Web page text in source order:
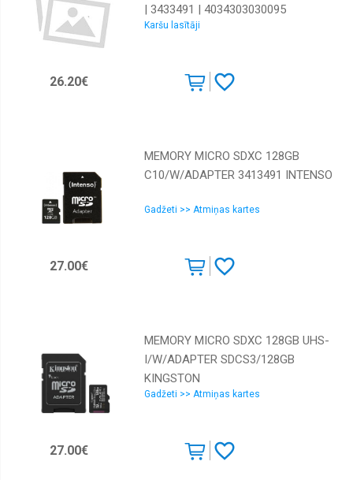
8Gb
| 3433491 | 4034303030095
Karšu lasītāji
26.20€
MEMORY MICRO SDXC 128GB
C10/W/ADAPTER 3413491 INTENSO
Gadžeti >> Atmiņas kartes
27.00€
MEMORY MICRO SDXC 128GB UHS-
I/W/ADAPTER SDCS3/128GB
KINGSTON
Gadžeti >> Atmiņas kartes
27.00€